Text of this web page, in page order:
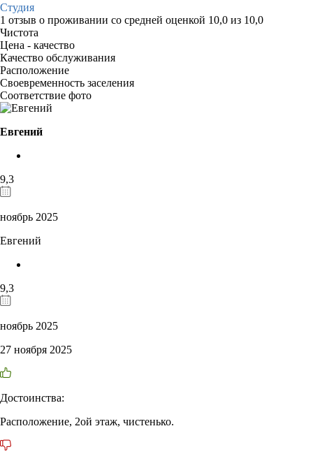
Студия
1 отзыв о проживании со средней оценкой 10,0 из 10,0
Чистота
Цена - качество
Качество обслуживания
Расположение
Своевременность заселения
Соответствие фото
Евгений
9,3
ноябрь 2025
Евгений
9,3
ноябрь 2025
27 ноября 2025
Достоинства:
Расположение, 2ой этаж, чистенько.